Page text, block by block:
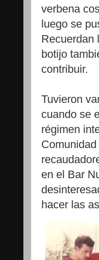
verbena
luego se
Recuerdan
botijo
contribuir.
Tuvieron
cuando se
régimen
en el Bar
hacer las